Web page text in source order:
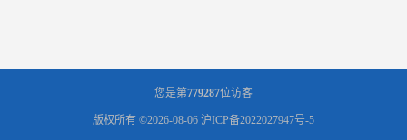
您是第779287位访客
版权所有 ©2026-08-06 沪ICP备2022027947号-5